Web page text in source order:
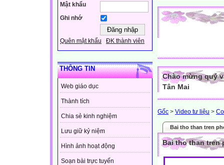
Mật khẩu
Ghi nhớ
Quên mật khẩu ĐK thành viên
THÔNG TIN
Web giáo dục
Thành tích
Chia sẻ kinh nghiệm
Lưu giữ kỷ niệm
Hình ảnh hoạt động
Soạn bài trực tuyến
Chào mừng quý
Tân Mai
Gốc > Video tư liệu >
Bai tho than tren
Bai tho than tren